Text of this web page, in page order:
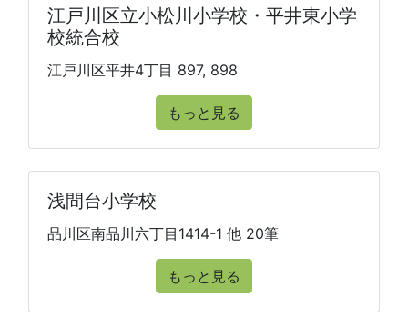
江戸川区立小松川小学校・平井東小学
校統合校
江戸川区平井4丁目 897, 898
もっと見る
浅間台小学校
品川区南品川六丁目1414-1 他 20筆
もっと見る